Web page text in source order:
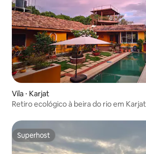
Vila ⋅ Karjat
Retiro ecológico à beira do rio em
Superhost
Superhost